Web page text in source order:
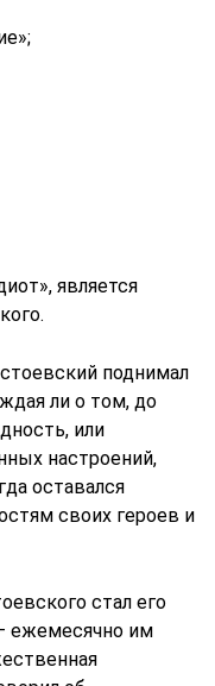
является
поднимал
ли о том, до
или
настроений,
оставался
своих героев и
стал его
ежемесячно им